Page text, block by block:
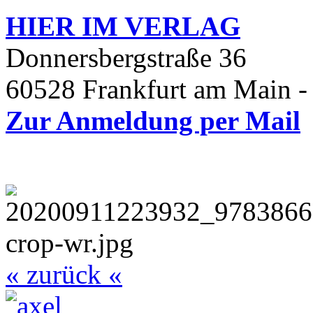
HIER IM VERLAG
Donnersbergstraße 36
60528 Frankfurt am Main
Zur Anmeldung per Mail
« zurück «